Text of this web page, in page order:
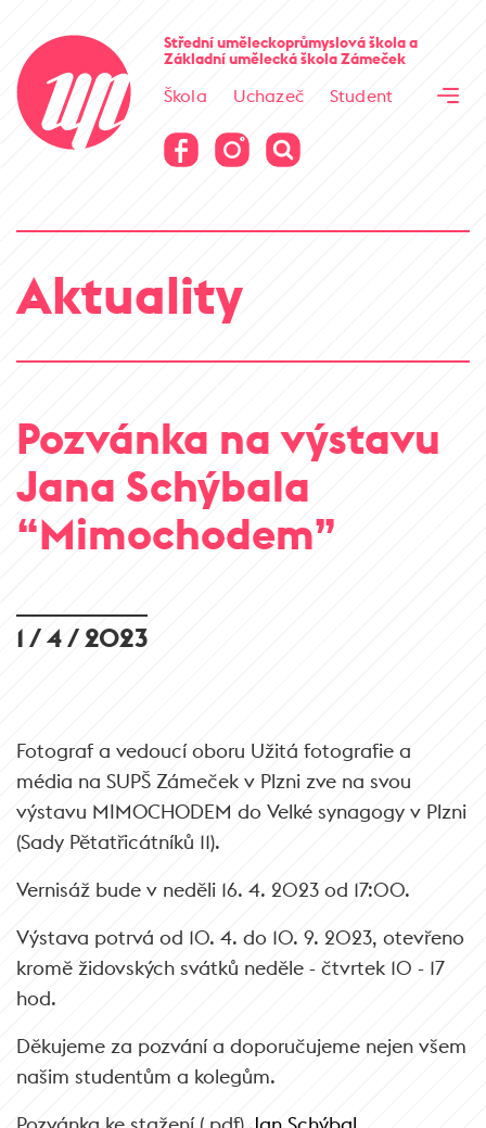
Střední uměleckoprůmyslová školaa
Základní umělecká školaZámeček
Škola Uchazeč
Student
Virtuální prohlídka
Virtuální prohlídka
Aktuality
Pozvánka na výstavu
Jana Schýbala
“Mimochodem”
1 / 4 / 2023
Fotograf a vedoucí oboru Užitá fotografie a
média na SUPŠ Zámeček v Plzni zve na svou
výstavu MIMOCHODEM do Velké synagogy v Plzni
(Sady Pětatřicátníků 11).
Vernisáž bude v neděli 16. 4. 2023 od 17:00.
Výstava potrvá od 10. 4. do 10. 9. 2023, otevřeno
kromě židovských svátků neděle - čtvrtek 10 - 17
hod.
Děkujeme za pozvání a doporučujeme nejen všem
našim studentům a kolegům.